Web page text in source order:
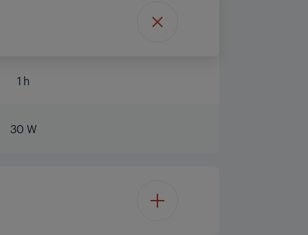
1 h
30 W